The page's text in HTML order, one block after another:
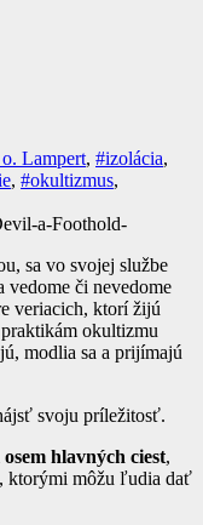
Lampert, #izolácia,
, #okultizmus,
a-Foothold-
sa vo svojej službe
vedome či nevedome
veriacich, ktorí žijú
okultizmu
modlia sa a prijímajú
svoju príležitosť.
osem hlavných ciest,
ktorými môžu ľudia dať